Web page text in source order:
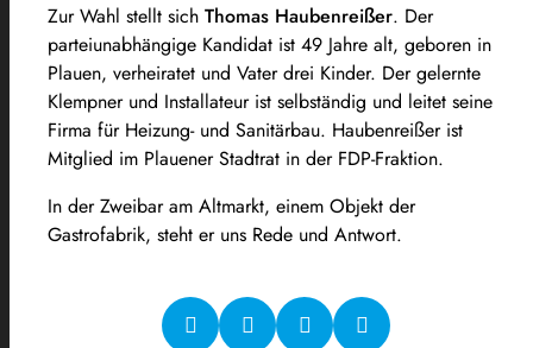
Zur Wahl stellt sich Thomas Haubenreißer. Der
parteiunabhängige Kandidat ist 49 Jahre alt, geboren in
Plauen, verheiratet und Vater drei Kinder. Der gelernte
Klempner und Installateur ist selbständig und leitet seine
Firma für Heizung- und Sanitärbau. Haubenreißer ist
Mitglied im Plauener Stadtrat in der FDP-Fraktion.
In der Zweibar am Altmarkt, einem Objekt der
Gastrofabrik, steht er uns Rede und Antwort.